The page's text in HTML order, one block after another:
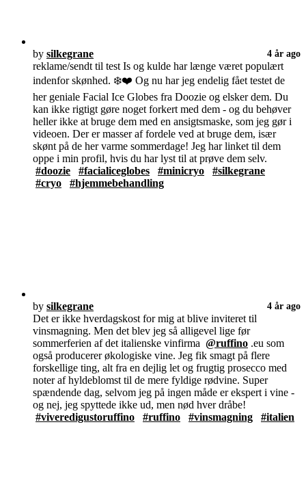
by silkegrane 4 år ago
reklame/sendt til test Is og kulde har længe været populært
indenfor skønhed. ❄️❤️ Og nu har jeg endelig fået testet de
her geniale Facial Ice Globes fra Doozie og elsker dem. Du
kan ikke rigtigt gøre noget forkert med dem - og du behøver
heller ikke at bruge dem med en ansigtsmaske, som jeg gør i
videoen. Der er masser af fordele ved at bruge dem, især
skønt på de her varme sommerdage! Jeg har linket til dem
oppe i min profil, hvis du har lyst til at prøve dem selv.
#doozie
#facialiceglobes #minicryo
#silkegrane
#cryo
#hjemmebehandling
by silkegrane 4 år ago
Det er ikke hverdagskost for mig at blive inviteret til
vinsmagning. Men det blev jeg så alligevel lige før
sommerferien af det italienske vinfirma @ruffino .eu som
også producerer økologiske vine. Jeg fik smagt på flere
forskellige ting, alt fra en dejlig let og frugtig prosecco med
noter af hyldeblomst til de mere fyldige rødvine. Super
spændende dag, selvom jeg på ingen måde er ekspert i vine -
og nej, jeg spyttede ikke ud, men nød hver dråbe!
#viveredigustoruffino
#ruffino #vinsmagning #italien